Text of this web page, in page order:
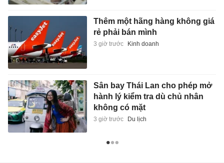
Thêm một hãng hàng không giá
rẻ phải bán mình
3 giờ trước Kinh doanh
Sân bay Thái Lan cho phép mở
hành lý kiểm tra dù chủ nhân
không có mặt
3 giờ trước Du lịch